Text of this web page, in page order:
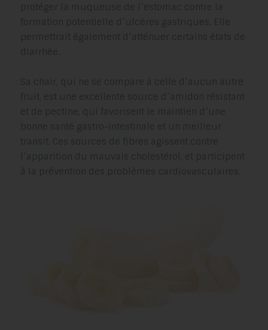
protéger la muqueuse de l’estomac contre la
formation potentielle d’ulcères gastriques. Elle
permettrait également d’atténuer certains états de
diarrhée.
Sa chair, qui ne se compare à celle d’aucun autre
fruit, est une excellente source d’amidon résistant
et de pectine, qui favorisent le maintien d’une
bonne santé gastro-intestinale et un meilleur
transit. Ces sources de fibres agissent contre
l’apparition du mauvais cholestérol, et participent
à la prévention des problèmes cardiovasculaires.